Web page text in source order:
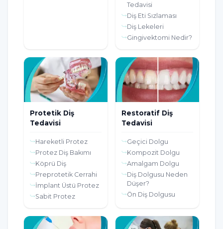
Tedavisi
Diş Eti Sızlaması
Diş Lekeleri
Gingivektomi Nedir?
Protetik Diş
Tedavisi
Hareketli Protez
Protez Diş Bakımı
Köprü Diş
Preprotetik Cerrahi
İmplant Üstü Protez
Sabit Protez
Restoratif Diş
Tedavisi
Geçici Dolgu
Kompozit Dolgu
Amalgam Dolgu
Diş Dolgusu Neden
Düşer?
Ön Diş Dolgusu